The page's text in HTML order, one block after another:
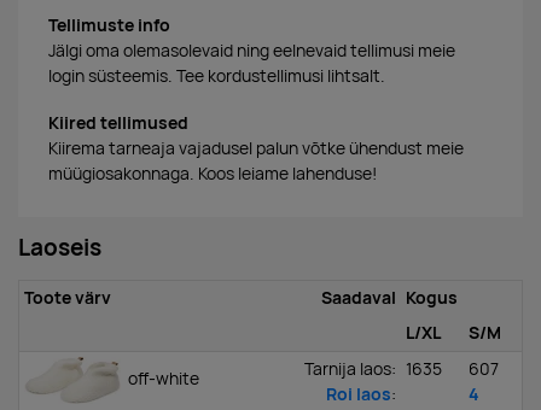
Tellimuste info
Jälgi oma olemasolevaid ning eelnevaid tellimusi meie
login süsteemis. Tee kordustellimusi lihtsalt.
Kiired tellimused
Kiirema tarneaja vajadusel palun võtke ühendust meie
müügiosakonnaga. Koos leiame lahenduse!
Laoseis
Toote värv Saadaval Kogus
L/XL
S/M
off-white Tarnija laos:
Roi laos:
1635
607
4